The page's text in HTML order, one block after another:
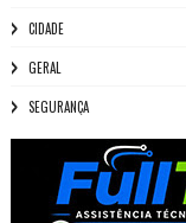
CIDADE
GERAL
SEGURANÇA